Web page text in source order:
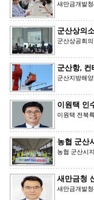
새만금개발
군산상의
군산상공회
군산항, 컨
군산지방해
이원택 인
이원택 전북
농협 군산
농협 군산시
새만금청
새만금개발